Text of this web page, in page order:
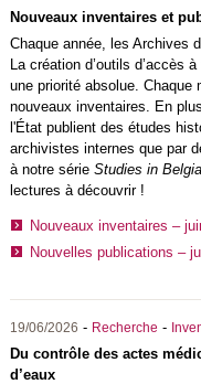
Nouveaux inventaires et
Chaque année, les Archives
La création d’outils d’accès
une priorité absolue.
nouveaux inventaires. En
l'État publient des études
archivistes internes que par
à notre série Studies in
lectures à découvrir !
Nouveaux inventaires –
Nouvelles publications –
19/06/2026 - Recherche -
Du contrôle des actes
d’eaux